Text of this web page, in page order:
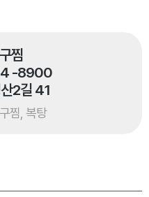
찜
-8900
2길 41
찜, 복탕